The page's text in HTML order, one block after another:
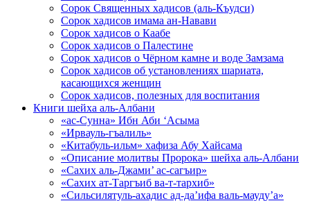
Сорок Священных хадисов (аль-Къудси)
Сорок хадисов имама ан-Навави
Сорок хадисов о Каабе
Сорок хадисов о Палестине
Сорок хадисов о Чёрном камне и воде Замзама
Сорок хадисов об установлениях шариата,
касающихся женщин
Сорок хадисов, полезных для воспитания
Книги шейха аль-Албани
«ас-Сунна» Ибн Аби ‘Асыма
«Ирвауль-гъалиль»
«Китабуль-ильм» хафиза Абу Хайсама
«Описание молитвы Пророка» шейха аль-Албани
«Сахих аль-Джами’ ас-сагъир»
«Сахих ат-Таргъиб ва-т-тархиб»
«Сильсилятуль-ахадис ад-да’ифа валь-мауду’а»